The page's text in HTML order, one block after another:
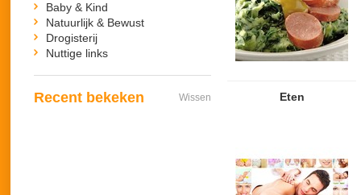
Eten
Baby & Kind
Natuurlijk & Bewust
Drogisterij
Nuttige links
Recent bekeken Wissen